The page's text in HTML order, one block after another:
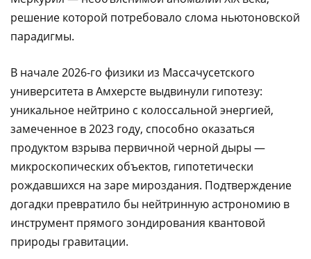
решение которой потребовало слома ньютоновской
парадигмы.
В начале 2026-го физики из Массачусетского
университета в Амхерсте выдвинули гипотезу:
уникальное нейтрино с колоссальной энергией,
замеченное в 2023 году, способно оказаться
продуктом взрыва первичной черной дыры —
микроскопических объектов, гипотетически
рождавшихся на заре мироздания. Подтверждение
догадки превратило бы нейтринную астрономию в
инструмент прямого зондирования квантовой
природы гравитации.